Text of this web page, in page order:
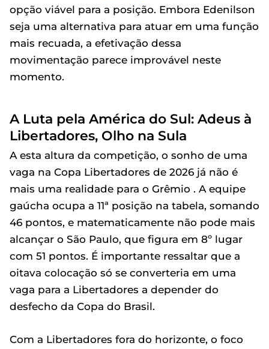
opção viável para a posição. Embora Edenilson
seja uma alternativa para atuar em uma função
mais recuada, a efetivação dessa
movimentação parece improvável neste
momento.
A Luta pela América do Sul: Adeus à
Libertadores, Olho na Sula
A esta altura da competição, o sonho de uma
vaga na Copa Libertadores de 2026 já não é
mais uma realidade para o Grêmio . A equipe
gaúcha ocupa a 11ª posição na tabela, somando
46 pontos, e matematicamente não pode mais
alcançar o São Paulo, que figura em 8º lugar
com 51 pontos. É importante ressaltar que a
oitava colocação só se converteria em uma
vaga para a Libertadores a depender do
desfecho da Copa do Brasil.
Com a Libertadores fora do horizonte, o foco